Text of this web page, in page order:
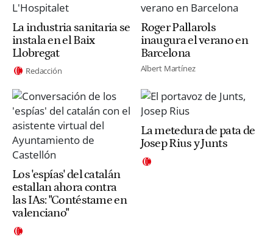
La industria sanitaria se
instala en el Baix
Llobregat
Redacción
Roger Pallarols
inaugura el verano en
Barcelona
Albert Martínez
Los 'espías' del catalán
estallan ahora contra
las IAs: "Contéstame en
valenciano"
La metedura de pata de
Josep Rius y Junts